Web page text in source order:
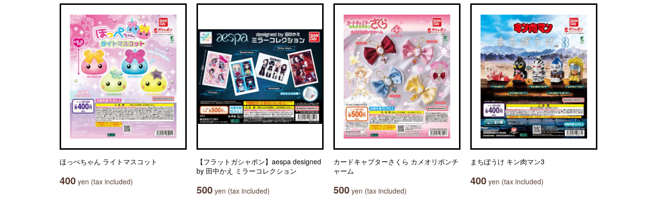
ほっぺちゃん ライトマスコット
400 yen (tax included)
【フラットガシャポン】aespa designed
by 田中かえ ミラーコレクション
500 yen (tax included)
カードキャプターさくら カメオリボンチ
ャーム
500 yen (tax included)
まちぼうけ キン肉マン3
400 yen (tax included)